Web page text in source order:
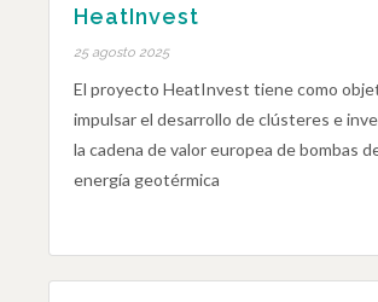
HeatInvest
25 agosto 2025
El proyecto HeatInvest tiene como
impulsar el desarrollo de clústeres e
la cadena de valor europea de bombas
energía geotérmica